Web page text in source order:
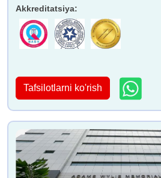
Akkreditatsiya:
Tafsilotlarni ko'rish